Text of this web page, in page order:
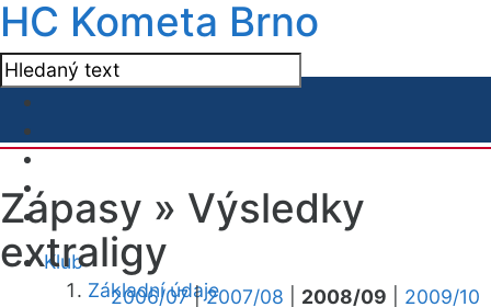
HC Kometa Brno
Klub
Základní údaje
Zápasy » Výsledky
extraligy
2006/07|2007/08 2008/09
2009/10